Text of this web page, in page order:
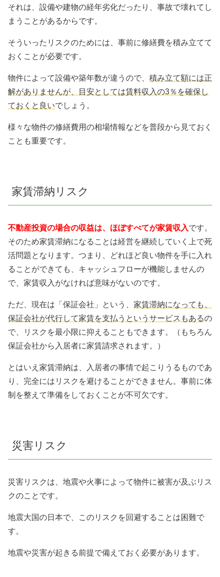
それは、設備や建物の経年劣化だったり、事故で壊れてし
まうことがあるからです。
そういったリスクのためには、事前に修繕費を積み立てて
おくことが必要です。
物件によって設備や築年数が違うので、 積み立て額には正
解がありませんが、目安としては賃料収入の3％を確保し
ておくと良いでしょう。
様々な物件の修繕費用の相場情報などを普段から見ておく
ことも重要です。
家賃滞納リスク
不動産投資の場合の収益は、ほぼすべてが家賃収入です。
そのため家賃滞納になることは経営を継続していく上で死
活問題となります。つまり、
どれほど良い物件を手に入れ
ることができても、キャッシュフローが機能しませんの
で、家賃収入がなければ意味がないのです。
ただ、現在は「保証会社」という、 家賃滞納になっても、
保証会社が代行して家賃を支払うというサービスもあるの
で、リスクを最小限に抑えることもできます。（もちろん
保証会社から入居者に家賃請求されます。）
とはいえ家賃滞納は、入居者の事情で起こりうるものであ
り、完全にはリスクを避けることができません。事前に体
制を整えて準備をしておくことが不可欠です。
災害リスク
災害リスクは、地震や火事によって物件に被害が及ぶリス
クのことです。
地震大国の日本で、このリスクを回避することは困難で
す。
地震や災害が起きる前提で備えておく必要があります。